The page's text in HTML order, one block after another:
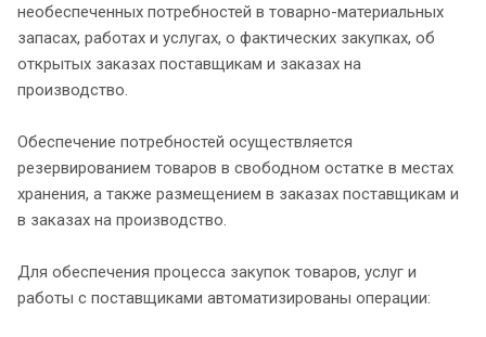
необеспеченных потребностей в товарно-материальных
запасах, работах и услугах, о фактических закупках, об
открытых заказах поставщикам и заказах на
производство.
Обеспечение потребностей осуществляется
резервированием товаров в свободном остатке в местах
хранения, а также размещением в заказах поставщикам и
в заказах на производство.
Для обеспечения процесса закупок товаров, услуг и
работы с поставщиками автоматизированы операции: